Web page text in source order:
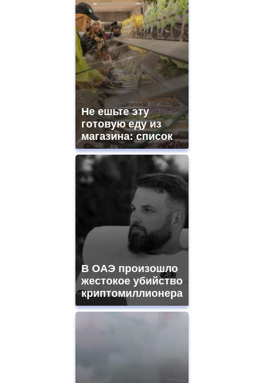
Не ешьте эту
готовую еду из
магазина: список
В ОАЭ произошло
жестокое убийство
криптомиллионера